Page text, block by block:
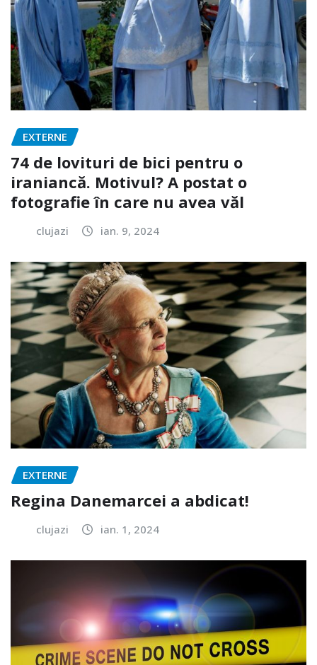
EXTERNE
74 de lovituri de bici pentru o
iraniancă. Motivul? A postat o
fotografie în care nu avea văl
clujazi ian. 9, 2024
EXTERNE
Regina Danemarcei a abdicat!
clujazi ian. 1, 2024